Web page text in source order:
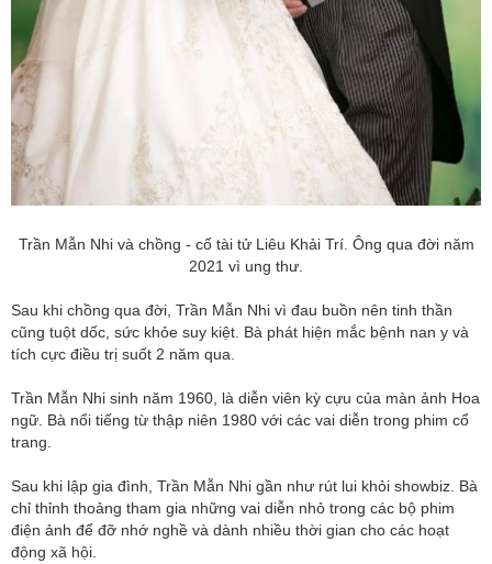
Trần Mẫn Nhi và chồng - cố tài tử Liêu Khải Trí. Ông qua đời năm
2021 vì ung thư.
Sau khi chồng qua đời, Trần Mẫn Nhi vì đau buồn nên tinh thần
cũng tuột dốc, sức khỏe suy kiệt. Bà phát hiện mắc bệnh nan y và
tích cực điều trị suốt 2 năm qua.
Trần Mẫn Nhi sinh năm 1960, là diễn viên kỳ cựu của màn ảnh Hoa
ngữ. Bà nổi tiếng từ thập niên 1980 với các vai diễn trong phim cổ
trang.
Sau khi lập gia đình, Trần Mẫn Nhi gần như rút lui khỏi showbiz. Bà
chỉ thỉnh thoảng tham gia những vai diễn nhỏ trong các bộ phim
điện ảnh để đỡ nhớ nghề và dành nhiều thời gian cho các hoạt
động xã hội.